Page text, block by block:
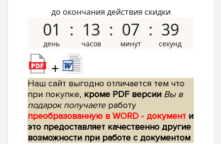
до окончания действия скидки
01 13 07 38
+
Наш сайт выгодно отличается тем что
при покупке, кроме PDF версии Вы в
подарок получаетеработу
преобразованную в WORD - документ и
это предоставляет качественно другие
возможности при работе с документом